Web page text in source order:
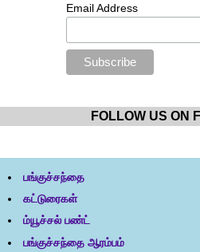
Email Address
FOLLOW US ON
பங்குச்சந்தை
கட்டுரைகள்
ம்யூச்சல் பண்ட்
பங்குச்சந்தை ஆரம்பம்